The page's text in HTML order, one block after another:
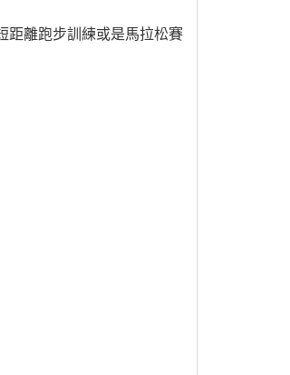
距離跑步訓練或是馬拉松賽